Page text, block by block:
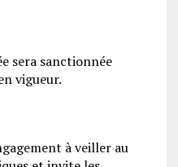
sera sanctionnée
vigueur.
à veiller au